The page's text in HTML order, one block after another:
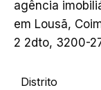
agência
em Lousã,
2 2dto, 3200-
Distrito